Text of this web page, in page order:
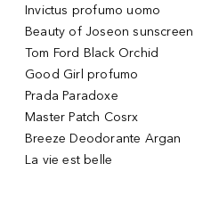
Invictus profumo uomo
Beauty of Joseon sunscreen
Tom Ford Black Orchid
Good Girl profumo
Prada Paradoxe
Master Patch Cosrx
Breeze Deodorante Argan
La vie est belle